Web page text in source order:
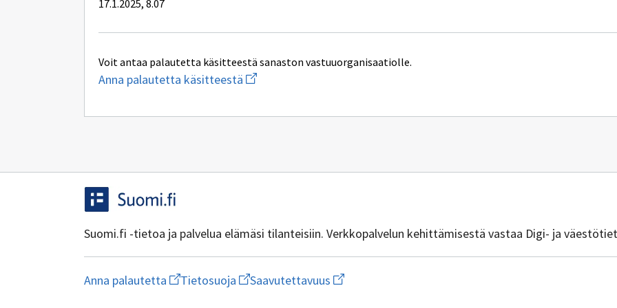
17.1.2025, 8.07
Voit antaa palautetta käsitteestä sanaston vastuuorganisaatiolle.
Anna palautetta käsitteestä Aloita
uuden
kirjoitus
Suomi.fi -tietoa ja palvelua elämäsi tilanteisiin. Verkkopalvelun kehittämisestä vastaa Digi- ja
Anna palautetta Aloita
uuden
Tietosuoja Avaa
linkki
Saavutettavuus Avaa
linkki